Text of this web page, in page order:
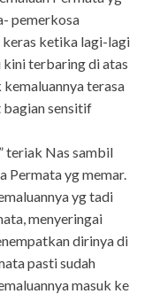
pemerkosa
keras ketika lagi-lagi
terbaring di atas
kemaluannya terasa
sensitif
teriak Nas sambil
Permata yg memar.
yg tadi
menyeringai
dirinya di
pasti sudah
masuk ke